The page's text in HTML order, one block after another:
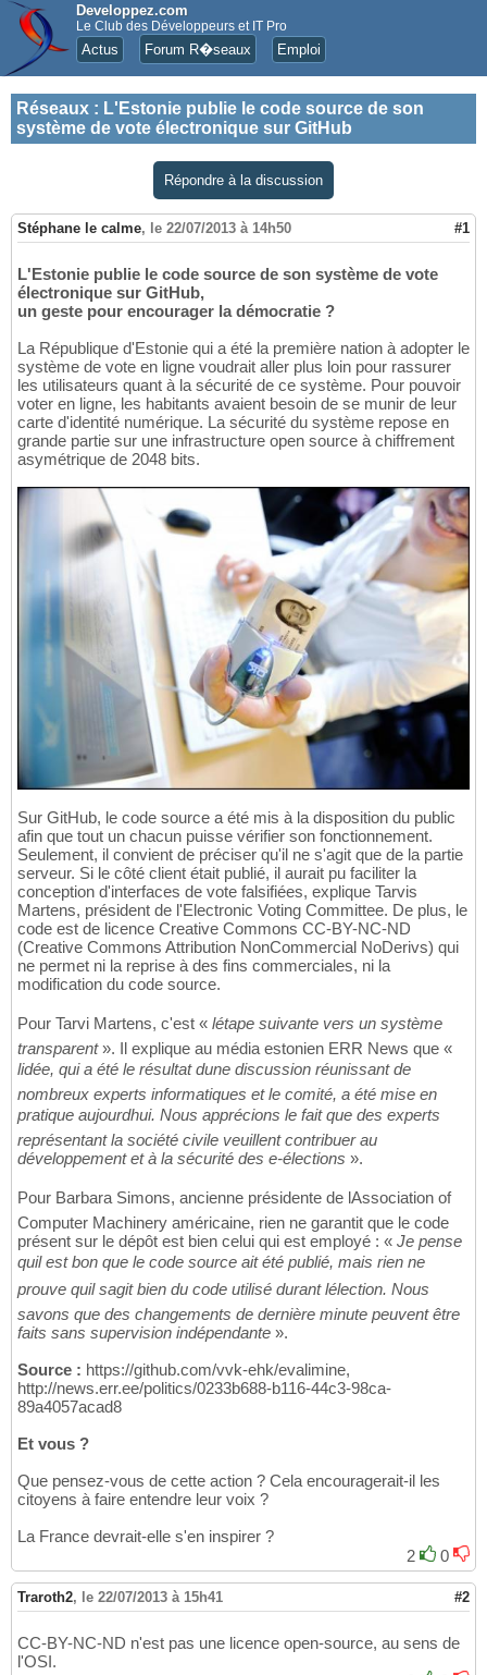
Developpez.com
Le Club des Développeurs et IT Pro
Actus Forum R�seaux Emploi
Réseaux : L'Estonie publie le code source de son
système de vote électronique sur GitHub
Répondre à la discussion
Stéphane le calme, le 22/07/2013 à 14h50 #1
L'Estonie publie le code source de son système de vote
électronique sur GitHub,
un geste pour encourager la démocratie ?
La République d'Estonie qui a été la première nation à adopter le
système de vote en ligne voudrait aller plus loin pour rassurer
les utilisateurs quant à la sécurité de ce système. Pour pouvoir
voter en ligne, les habitants avaient besoin de se munir de leur
carte d'identité numérique. La sécurité du système repose en
grande partie sur une infrastructure open source à chiffrement
asymétrique de 2048 bits.
Sur GitHub, le code source a été mis à la disposition du public
afin que tout un chacun puisse vérifier son fonctionnement.
Seulement, il convient de préciser qu'il ne s'agit que de la partie
serveur. Si le côté client était publié, il aurait pu faciliter la
conception d'interfaces de vote falsifiées, explique Tarvis
Martens, président de l'Electronic Voting Committee. De plus, le
code est de licence Creative Commons CC-BY-NC-ND
(Creative Commons Attribution NonCommercial NoDerivs) qui
ne permet ni la reprise à des fins commerciales, ni la
modification du code source.
Pour Tarvi Martens, c'est « létape suivante vers un système
transparent». Il explique au média estonien ERR News que «
lidée, qui a été le résultat dune discussion réunissant de
nombreux experts informatiques et le comité, a été mise en
pratique aujourdhui. Nous apprécions le fait que des experts
représentant la société civile veuillent contribuer au
développement et à la sécurité des e-élections ».
Pour Barbara Simons, ancienne présidente de lAssociation of
Computer Machinery américaine, rien ne garantit que le code
présent sur le dépôt est bien celui qui est employé : « Je pense
quil est bon que le code source ait été publié, mais rien ne
prouve quil sagit bien du code utilisé durant lélection. Nous
savons que des changements de dernière minute peuvent être
faits sans supervision indépendante ».
Source : https://github.com/vvk-ehk/evalimine,
http://news.err.ee/politics/0233b688-b116-44c3-98ca-
89a4057acad8
Et vous ?
Que pensez-vous de cette action ? Cela encouragerait-il les
citoyens à faire entendre leur voix ?
La France devrait-elle s'en inspirer ?
2
0
Traroth2, le 22/07/2013 à 15h41 #2
CC-BY-NC-ND n'est pas une licence open-source, au sens de
l'OSI.